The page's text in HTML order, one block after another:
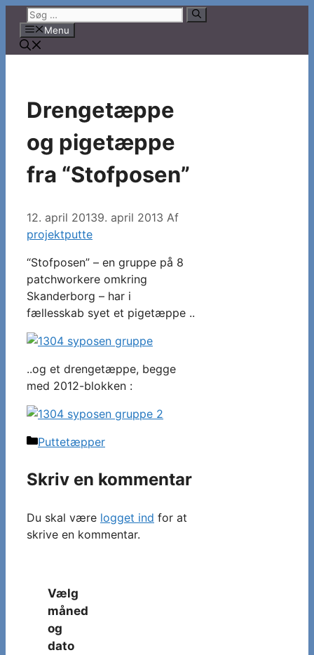
indhold
Søg
efter:Menu
Drengetæppe
og pigetæppe
fra “Stofposen”
12. april 20139. april 2013 Af
projektputte
“Stofposen” – en gruppe på 8
patchworkere omkring
Skanderborg – har i
fællesskab syet et pigetæppe ..
..og et drengetæppe, begge
med 2012-blokken :
Kategorier
Puttetæpper
Skriv en kommentar
Du skal være logget ind for at
skrive en kommentar.
Vælg
måned
og
dato